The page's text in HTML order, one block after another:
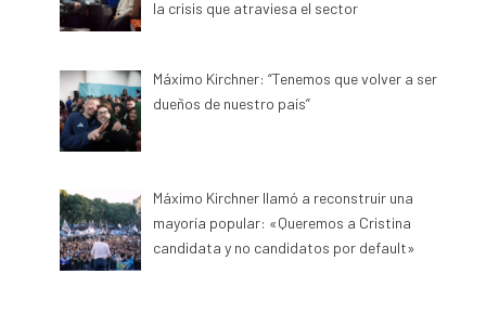
la crisis que atraviesa el sector
Máximo Kirchner: “Tenemos que volver a ser
dueños de nuestro país”
Máximo Kirchner llamó a reconstruir una
mayoría popular: «Queremos a Cristina
candidata y no candidatos por default»